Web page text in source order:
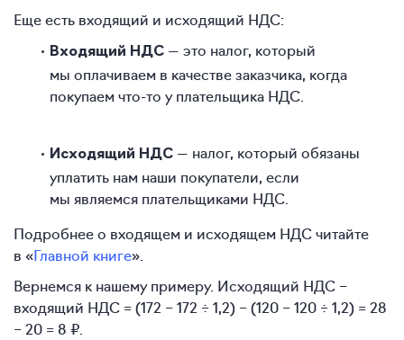
Еще есть входящий и исходящий НДС:
Входящий НДС — это налог, который
мы оплачиваем в качестве заказчика, когда
покупаем что-то у плательщика НДС.
Исходящий НДС — налог, который обязаны
уплатить нам наши покупатели, если
мы являемся плательщиками НДС.
Подробнее о входящем и исходящем НДС читайте
в «Главной книге».
Вернемся к нашему примеру. Исходящий НДС −
входящий НДС = (172 − 172 ÷ 1,2) − (120 − 120 ÷ 1,2) = 28
− 20 = 8 ₽.